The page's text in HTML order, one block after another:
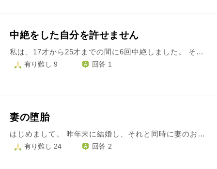
中絶をした自分を許せません
私は、17才から25才までの間に6回中絶しました。 そのうち1度は子宮外妊娠でした。 産むことが出来なかった、というより、本心では産みたくありませんでした。 どの時も、相手との結婚を望めなかったからです。 内、3人の子供の父親とは10年一緒に暮らしましたが、相手が結婚を望まず、また私への返済も断られました。様々に気持ちが限界で、家財も全て置いて私は部屋を出ました。私には親はいません。 今はOLとして勤めていますが、様々な経緯から風俗経験もあり、経済的にもボロボロです。 部屋を出る費用もどこからも借りられず、友人夫婦から借りましたが、彼を訴える事は止められました。感謝する反面、友人夫婦は彼と仲が良く、何故かとても悔しかったです。 １人になっても全うに生きることはない。 絶対に過去がついてくるから、真っ直ぐな世界には行くまい。怖い。 そう思っていました。 でも、そんな私にプロポーズしてくれた人が居ます。 とても大切にしてくれて、私と会えて幸せと言ってくれます。 風俗に勤めていたこと、こういった過去がある事は言っていません。 結婚の話があっという間に進む中、経済的に厳しい事は話し了承してくれましたが、それでも前の彼と別れるために友人からお金を借りたと言えず、取り繕いながらこっそり夜のお店でアルバイトをしています。 とても惨めです。 望み続けた幸せの筈なのに、毎日過去の事を思い出して、後悔ばかりしています。 唐突に死にたくなります。 もう、普通の顔をして生きて行きたいけれど、これだけの事をした自分を許したらどうなるのか。 望まず子供を殺しておいて気休めに謝って、そんなに救われたいのかと。 自分の事ばかりですが、何か幸せに繋がる事を想像しただけで大きなストップがかかります。 浅ましいと思います。 逆恨みと知りつつ友人夫婦の事も、また前の彼の事も、自分の事も許せません。 ただ、もう、投げ出したくも逃げたくもないのです。 気持ちが壊れそうです。 過去と事実をどう受け止めればいいのでしょうか。 全て忘れて人並み(もしかしたらそれ以上)の幸せを手にしたとて、その先に何があるのでしょうか。
有り難し 9 回答 1
妻の堕胎
はじめまして。 昨年末に結婚し、それと同時に妻のおなかに子供がいる事が分かりました。 家族を守っていかなければいけないのは勿論私ですが、その時働いていた会社も倒産スレスレ、結局転職する運びになったのですが、上手くいかず、妻からも罵声を浴びせられていました。 ある日飲酒が引き金となり私は妻に手を上げてしまいました。 妻は離婚と子供も堕胎すると言っています。 この世でいちばん愛する妻の手を上げてしまった事。 子供を諦めると思わせてしまった事、そして何よりお腹の子供に申し訳がたちません。 せめて向こうでさみしく無いよう、一緒に向こうへ行ってずっと守ってあげようと思ってます。 あちらの世界で私の子供と会えるでしょうか。
有り難し 24 回答 2